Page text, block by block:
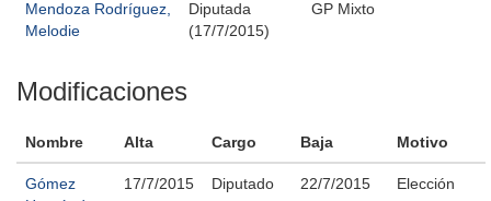
Mendoza Rodríguez,
Melodie
Diputada
(17/7/2015)
GP Mixto
Modificaciones
Nombre Alta Cargo Baja Motivo
Gómez
17/7/2015 Diputado 22/7/2015
Elección